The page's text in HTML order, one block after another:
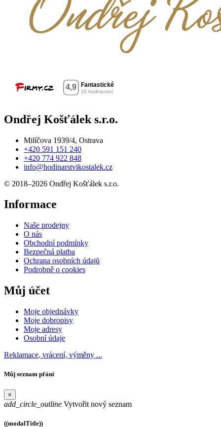
Ondřej Košťálek s.r.o.
Milíčova 1939/4, Ostrava
+420 591 151 240
+420 774 922 848
info@hodinarstvikostalek.cz
© 2018–2026 Ondřej Košťálek s.r.o.
Informace
Naše prodejny
O nás
Obchodní podmínky
Bezpečná platba
Ochrana osobních údajů
Podrobně o cookies
Můj účet
Moje objednávky
Moje dobropisy
Moje adresy
Osobní údaje
Reklamace, vrácení, výměny ...
Můj seznam přání
×
add_circle_outline Vytvořit nový seznam
((modalTitle))